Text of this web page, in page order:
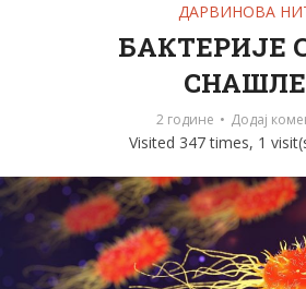
ДАРВИНОВА
БАКТЕРИЈЕ
СНАШЛЕ
2 године Додај
Visited 347 times, 1